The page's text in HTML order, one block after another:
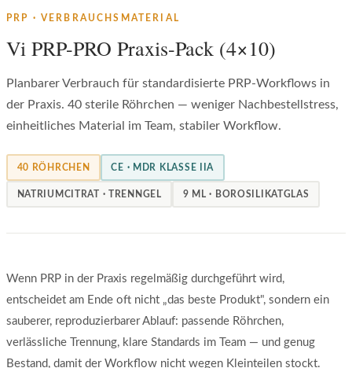
PRP · VERBRAUCHSMATERIAL
Vi PRP-PRO Praxis-Pack (4×10)
Planbarer Verbrauch für standardisierte PRP-Workflows in
der Praxis. 40 sterile Röhrchen — weniger Nachbestellstress,
einheitliches Material im Team, stabiler Workflow.
40 RÖHRCHEN CE · MDR KLASSE IIA
NATRIUMCITRAT · TRENNGEL 9 ML · BOROSILIKATGLAS
Wenn PRP in der Praxis regelmäßig durchgeführt wird,
entscheidet am Ende oft nicht „das beste Produkt", sondern ein
sauberer, reproduzierbarer Ablauf: passende Röhrchen,
verlässliche Trennung, klare Standards im Team — und genug
Bestand, damit der Workflow nicht wegen Kleinteilen stockt.